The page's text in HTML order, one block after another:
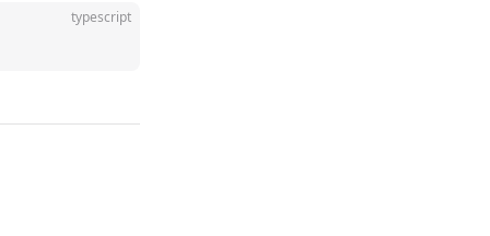
typescript